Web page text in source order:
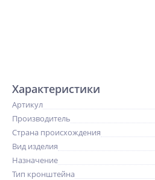
Характеристики
Артикул
Производитель
Страна происхождения
Вид изделия
Назначение
Тип кронштейна